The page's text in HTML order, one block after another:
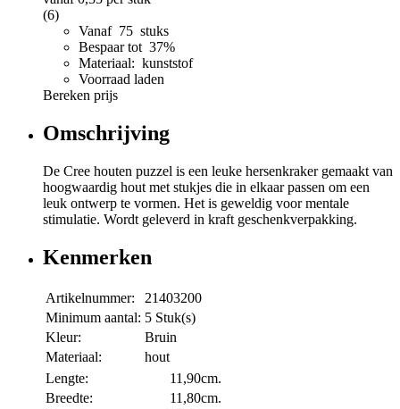
(6)
Vanaf 75 stuks
Bespaar tot 37%
Materiaal: kunststof
Voorraad laden
Bereken prijs
Omschrijving
De Cree houten puzzel is een leuke hersenkraker gemaakt van
hoogwaardig hout met stukjes die in elkaar passen om een
leuk ontwerp te vormen. Het is geweldig voor mentale
stimulatie. Wordt geleverd in kraft geschenkverpakking.
Kenmerken
Artikelnummer:
21403200
Minimum aantal: 5 Stuk(s)
Kleur:
Bruin
Materiaal:
hout
Lengte:
11,90cm.
Breedte:
11,80cm.